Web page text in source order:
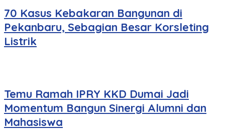
70 Kasus Kebakaran Bangunan di
Pekanbaru, Sebagian Besar Korsleting
Listrik
Temu Ramah IPRY KKD Dumai Jadi
Momentum Bangun Sinergi Alumni dan
Mahasiswa